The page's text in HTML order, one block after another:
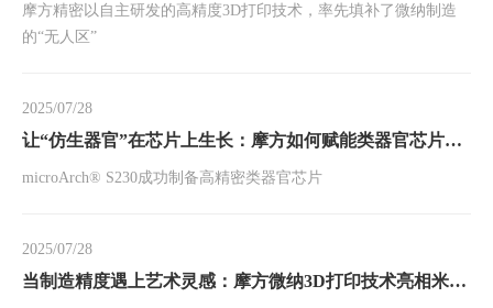
摩方精密以自主研发的高精度3D打印技术，率先填补了微纳制造
的“无人区”
2025/07/28
让“仿生器官”在芯片上生长：摩方如何赋能类器官芯片技术突破
microArch® S230成功制备高精密类器官芯片
2025/07/28
当制造精度遇上艺术灵感：摩方微纳3D打印技术亮相米兰设计周